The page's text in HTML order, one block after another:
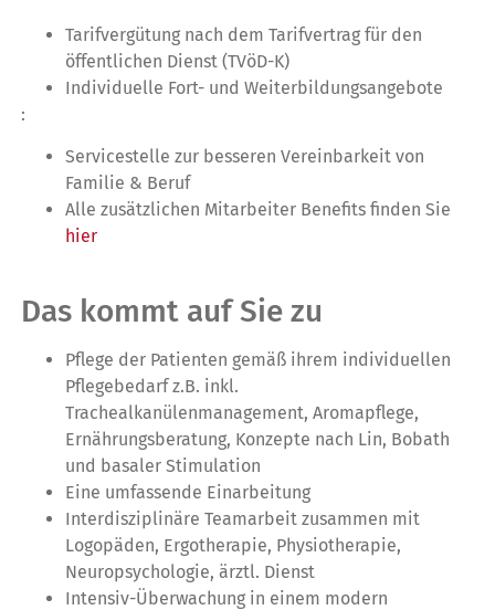
Tarifvergütung nach dem Tarifvertrag für den
öffentlichen Dienst (TVöD-K)
Individuelle Fort- und Weiterbildungsangebote
:
Servicestelle zur besseren Vereinbarkeit von
Familie & Beruf
Alle zusätzlichen Mitarbeiter Benefits finden Sie
hier
Das kommt auf Sie zu
Pflege der Patienten gemäß ihrem individuellen
Pflegebedarf z.B. inkl.
Trachealkanülenmanagement, Aromapflege,
Ernährungsberatung, Konzepte nach Lin, Bobath
und basaler Stimulation
Eine umfassende Einarbeitung
Interdisziplinäre Teamarbeit zusammen mit
Logopäden, Ergotherapie, Physiotherapie,
Neuropsychologie, ärztl. Dienst
Intensiv-Überwachung in einem modern